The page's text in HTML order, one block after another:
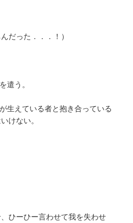
だった．．．！）
遣う。
生えている者と抱き合っている
けない。
ひーひー言わせて我を失わせ